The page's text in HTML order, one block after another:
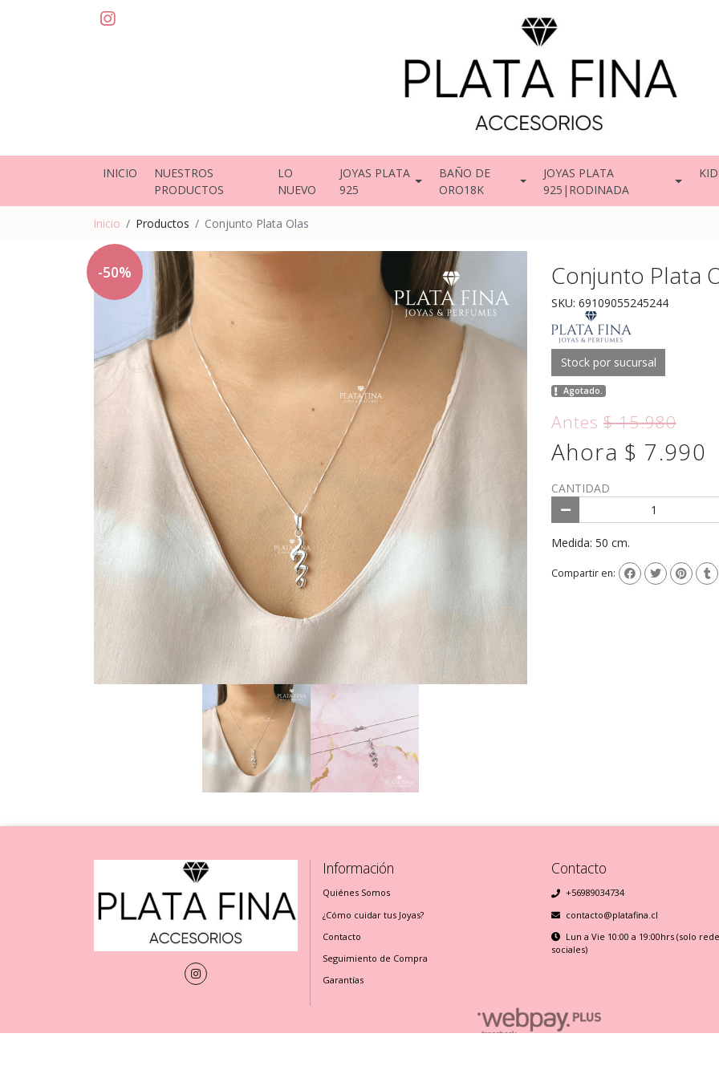
INICIO
NUESTROS
PRODUCTOS
LO
NUEVO
JOYAS PLATA
925
BAÑO DE
ORO18K
JOYAS PLATA
925|RODINADA
Inicio Productos Conjunto Plata Olas
-50% Conjunto Plata
SKU: 69109055245244
Stock por sucursal
Agotado.
Antes$ 15.980
Ahora $ 7.990
CANTIDAD
Medida: 50 cm.
Compartir en:
Información
Quiénes Somos
¿Cómo cuidar tus Joyas?
Contacto
Seguimiento de Compra
Garantías
Contacto
+56989034734
contacto@platafina.cl
Lun a Vie 10:00 a 19:00hrs (solo
sociales)